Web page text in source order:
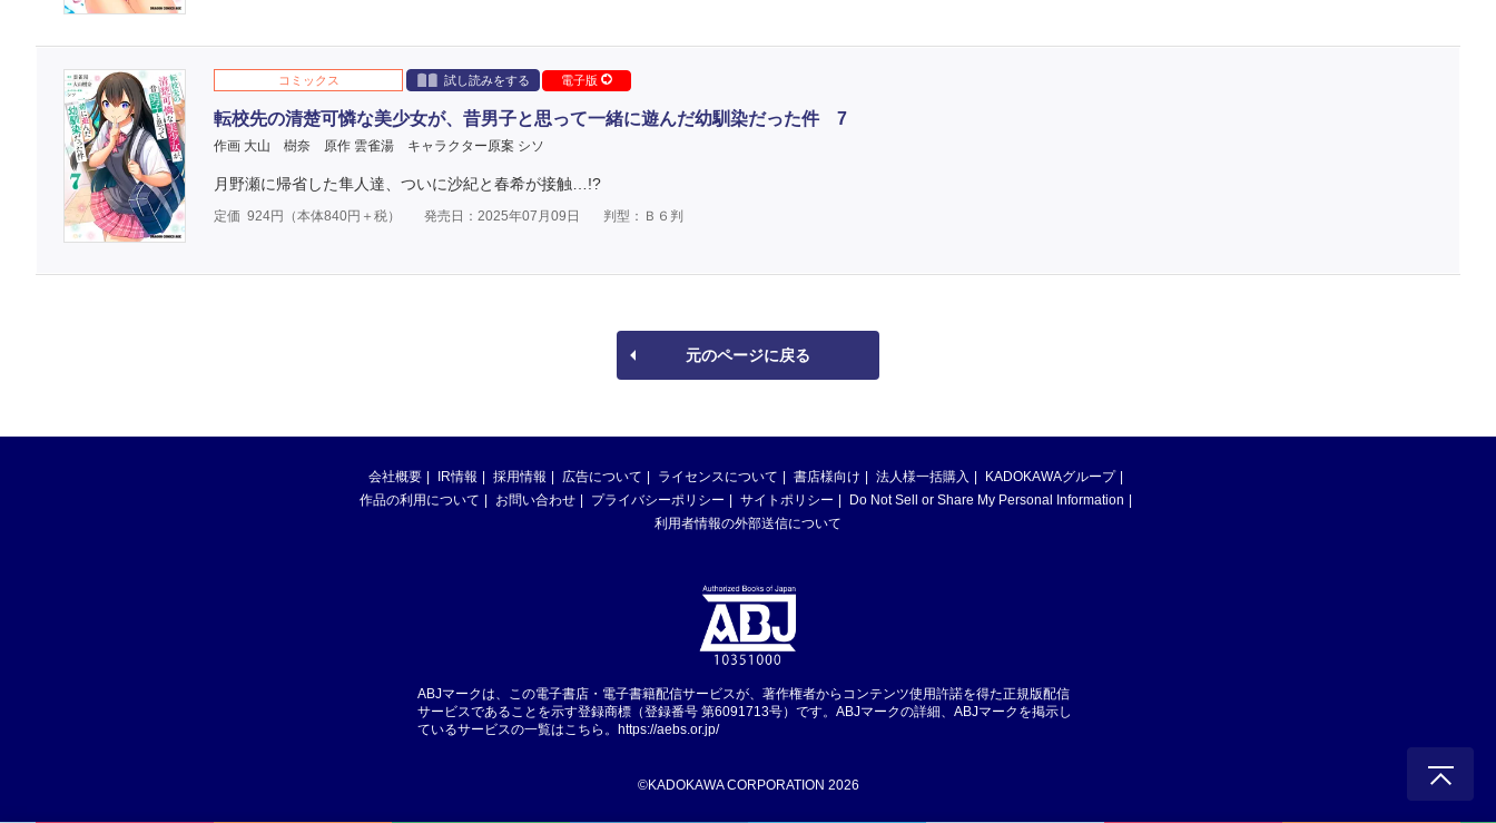
コミックス 試し読みをする 電子版
転校先の清楚可憐な美少女が、昔男子と思って一緒に遊んだ幼馴染だった件 7
作画 大山 樹奈 原作 雲雀湯 キャラクター原案 シソ
月野瀬に帰省した隼人達、ついに沙紀と春希が接触…!?
定価 924円（本体840円＋税） 発売日：2025年07月09日 判型：Ｂ６判
元のページに戻る
会社概要 IR情報 採用情報 広告について ライセンスについて 書店様向け 法人様一括購入
KADOKAWAグループ
作品の利用について
お問い合わせ プライバシーポリシー サイトポリシー
Do Not Sell or Share My Personal Information
利用者情報の外部送信について
ABJマークは、この電子書店・電子書籍配信サービスが、著作権者からコンテンツ使用許諾を得た正規版配信
サービスであることを示す登録商標（登録番号 第6091713号）です。ABJマークの詳細、ABJマークを掲示し
ているサービスの一覧はこちら。 https://aebs.or.jp/
©KADOKAWA CORPORATION 2026